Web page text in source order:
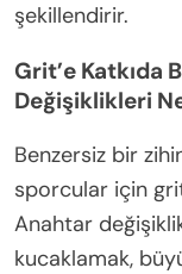
şekillendirir.
Grit’e Katkıda
Değişiklikleri
Benzersiz bir
sporcular için
Anahtar
kucaklamak,